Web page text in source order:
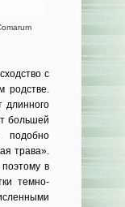
с
родстве.
длинного
большей
подобно
трава».
в
темно-